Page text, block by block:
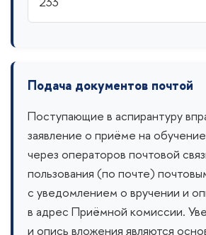
Подача документов почтой
Поступающие в аспирантуру
заявление о приёме на
через операторов почтовой
пользования (по почте)
с уведомлением о вручении и
в адрес Приёмной комиссии.
и опись вложения являются